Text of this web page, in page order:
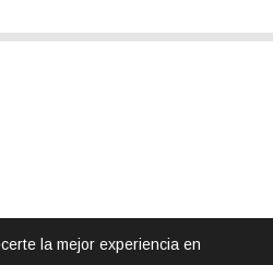
la mejor experiencia en